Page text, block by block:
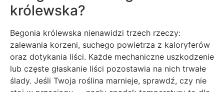
królewska?
Begonia królewska nienawidzi trzech rzeczy:
zalewania korzeni, suchego powietrza z kaloryferów
oraz dotykania liści. Każde mechaniczne uszkodzenie
lub częste głaskanie liści pozostawia na nich trwałe
ślady. Jeśli Twoja roślina marnieje, sprawdź, czy nie